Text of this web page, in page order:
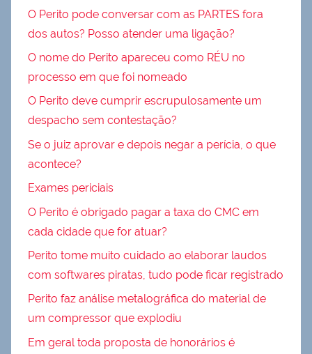
O Perito pode conversar com as PARTES fora
dos autos? Posso atender uma ligação?
O nome do Perito apareceu como RÉU no
processo em que foi nomeado
O Perito deve cumprir escrupulosamente um
despacho sem contestação?
Se o juiz aprovar e depois negar a perícia, o que
acontece?
Exames periciais
O Perito é obrigado pagar a taxa do CMC em
cada cidade que for atuar?
Perito tome muito cuidado ao elaborar laudos
com softwares piratas, tudo pode ficar registrado
Perito faz análise metalográfica do material de
um compressor que explodiu
Em geral toda proposta de honorários é